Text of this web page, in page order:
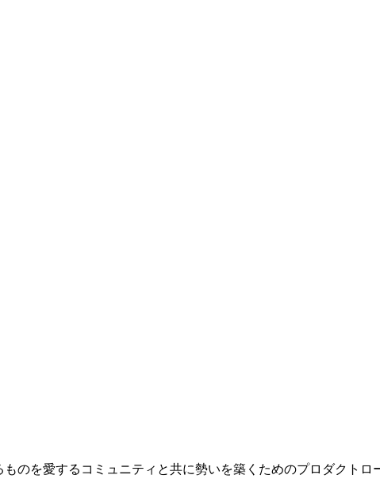
を愛するコミュニティと共に勢いを築くためのプロダクトロ